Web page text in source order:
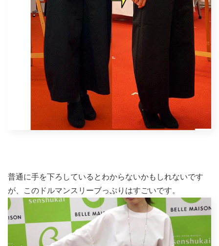
普通に手を下ろしているとわからないかもしれないです
が、このドルマンスリーブっぷりはすごいです。